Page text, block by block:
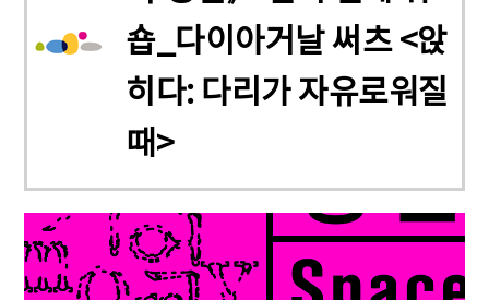
숍_다이아거날 써츠 <앉
히다: 다리가 자유로워질
때>